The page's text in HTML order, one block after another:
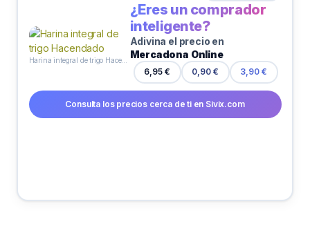
Harina integral de trigo Hacendado
¿Eres un comprador
inteligente?
Adivina el precio en
Mercadona Online
6,95 € 0,90 € 3,90 €
Consulta los precios cerca de ti en Sivix.com